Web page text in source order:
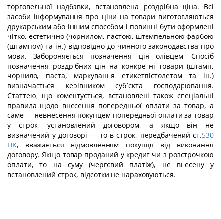
торговельної надбавки, встановлена роздрібна ціна. Всі
засоби інформування про ціни на товари виготовляються
друкарським або іншим способом і повинні бути оформлені
чітко, естетично (чорнилом, пастою, штемпельною фарбою
(штампом) та ін.) відповідно до чинного законодавства про
мови. Забороняється позначення цін олівцем. Спосіб
позначення роздрібних цін на конкретні товари (штамп,
чорнило, паста, маркування етикетпістолетом та ін.)
визначається керівником суб´єкта господарювання.
Статтею, що коментується, встановлені також спеціальні
правила щодо внесення попередньої оплати за товар, а
саме — невнесення покупцем попередньої оплати за товар
у строк, установлений договором, а якщо він не
визначений у договорі — то в строк, передбачений ст.530
ЦК, вважається відмовленням покупця від виконання
договору. Якщо товар проданий у кредит чи з розстрочкою
оплати, то на суму (черговий платіж), не внесену у
встановлений строк, відсотки не нараховуються.